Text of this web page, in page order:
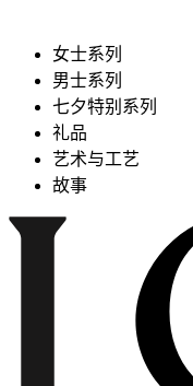
女士系列
男士系列
七夕特别系列
礼品
艺术与工艺
故事